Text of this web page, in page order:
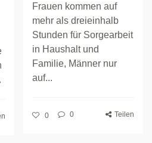
Frauen kommen auf
mehr als dreieinhalb
Stunden für Sorgearbeit
in Haushalt und
Familie, Männer nur
auf...
0 0 Teilen